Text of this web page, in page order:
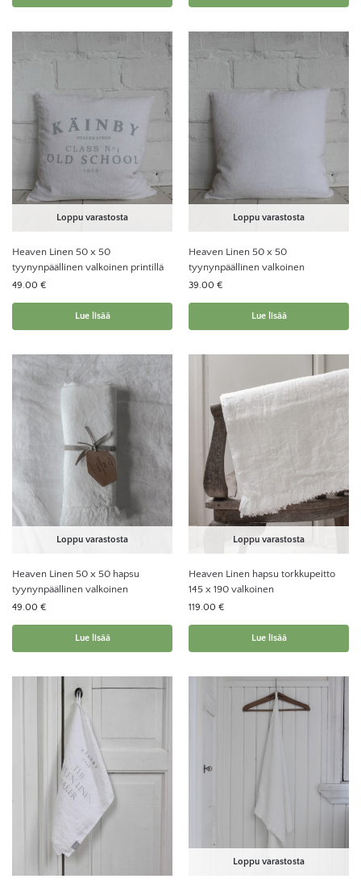
Loppu varastosta
Heaven Linen 50 x 50
tyynynpäällinen valkoinen printillä
49.00 €
Lue lisää
Loppu varastosta
Heaven Linen 50 x 50
tyynynpäällinen valkoinen
39.00 €
Lue lisää
Loppu varastosta
Heaven Linen 50 x 50 hapsu
tyynynpäällinen valkoinen
49.00 €
Lue lisää
Loppu varastosta
Heaven Linen hapsu torkkupeitto
145 x 190 valkoinen
119.00 €
Lue lisää
Loppu varastosta